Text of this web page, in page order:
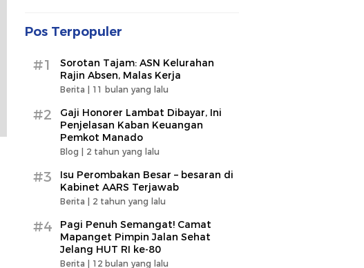
Pos Terpopuler
#1
Sorotan Tajam: ASN Kelurahan
Rajin Absen, Malas Kerja
Berita | 11 bulan yang lalu
#2
Gaji Honorer Lambat Dibayar, Ini
Penjelasan Kaban Keuangan
Pemkot Manado
Blog | 2 tahun yang lalu
#3
Isu Perombakan Besar – besaran di
Kabinet AARS Terjawab
Berita | 2 tahun yang lalu
#4
Pagi Penuh Semangat! Camat
Mapanget Pimpin Jalan Sehat
Jelang HUT RI ke-80
Berita | 12 bulan yang lalu